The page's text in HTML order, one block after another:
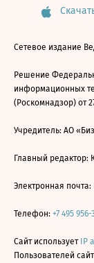
Сетевое издание
Решение
информационных
(Роскомнадзор) от
Учредитель: АО
Главный редактор:
Электронная почта:
Телефон: +7 495
Сайт использует IP
Пользователей